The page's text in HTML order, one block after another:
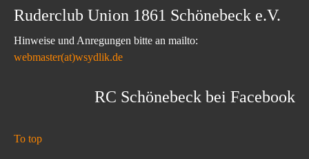
Ruderclub Union 1861 Schönebeck e.V.
Hinweise und Anregungen bitte an mailto:
webmaster(at)wsydlik.de
RC Schönebeck bei Facebook
To top